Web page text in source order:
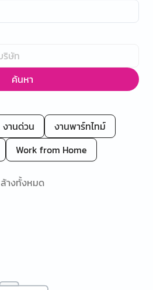
ค้นหา
งานด่วน
งานพาร์ทไทม์
Work from Home
ล้างทั้งหมด